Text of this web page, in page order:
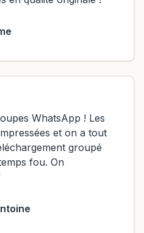
WhatsApp ! Les
et on a tout
groupé
fou. On